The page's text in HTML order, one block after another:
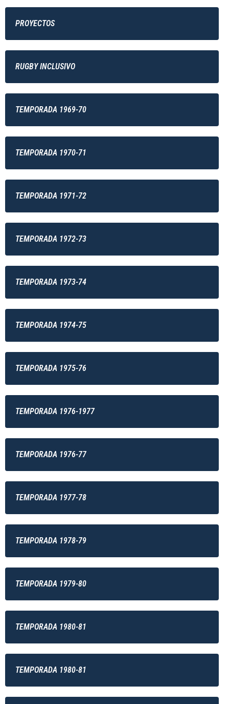
PROYECTOS
RUGBY INCLUSIVO
TEMPORADA 1969-70
TEMPORADA 1970-71
TEMPORADA 1971-72
TEMPORADA 1972-73
TEMPORADA 1973-74
TEMPORADA 1974-75
TEMPORADA 1975-76
TEMPORADA 1976-1977
TEMPORADA 1976-77
TEMPORADA 1977-78
TEMPORADA 1978-79
TEMPORADA 1979-80
TEMPORADA 1980-81
TEMPORADA 1980-81